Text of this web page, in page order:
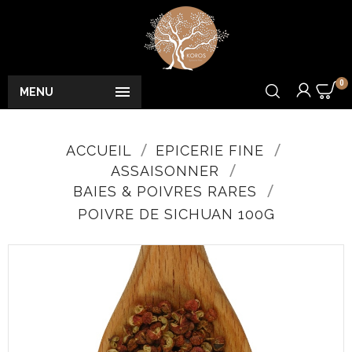

MENU
0
ACCUEIL
EPICERIE FINE
ASSAISONNER
BAIES & POIVRES RARES
POIVRE DE SICHUAN 100G